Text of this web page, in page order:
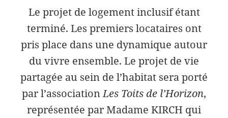
Le projet de logement inclusif étant
terminé. Les premiers locataires ont
pris place dans une dynamique autour
du vivre ensemble. Le projet de vie
partagée au sein de l’habitat sera porté
par l’associationLes Toits de l’Horizon,
représentée par Madame KIRCH qui